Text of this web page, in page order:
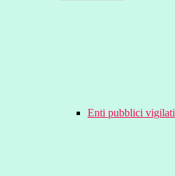
Enti pubblici vigilati